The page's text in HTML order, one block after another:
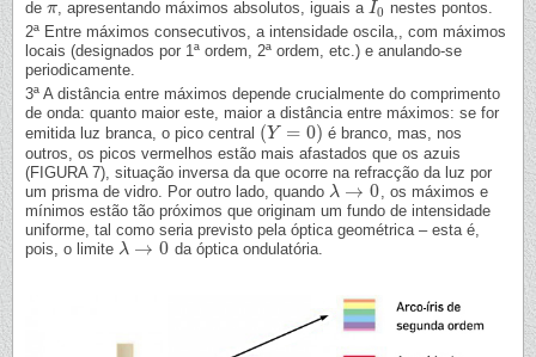
de π
π, apresentando máximos absolutos, iguais aI0
I0 nestes pontos.
2ª Entre máximos consecutivos, a intensidade oscila,, com máximos
locais (designados por 1ª ordem, 2ª ordem, etc.) e anulando-se
periodicamente.
3ª A distância entre máximos depende crucialmente do comprimento
de onda: quanto maior este, maior a distância entre máximos: se for
emitida luz branca, o pico central (Y = 0)
( Y= 0)
é branco, mas, nos
outros, os picos vermelhos estão mais afastados que os azuis
(FIGURA 7), situação inversa da que ocorre na refracção da luz por
um prisma de vidro. Por outro lado, quando λ → 0
λ→0
, os máximos e
mínimos estão tão próximos que originam um fundo de intensidade
uniforme, tal como seria previsto pela óptica geométrica – esta é,
pois, o limite λ → 0
λ→0 da óptica ondulatória.